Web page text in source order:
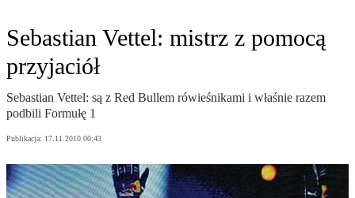
Sebastian Vettel: mistrz z pomocą
przyjaciół
Sebastian Vettel: są z Red Bullem rówieśnikami i właśnie razem
podbili Formułę 1
Publikacja: 17.11.2010 00:43